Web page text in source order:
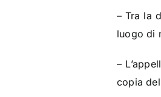
– Tra la
luogo di
–
copia